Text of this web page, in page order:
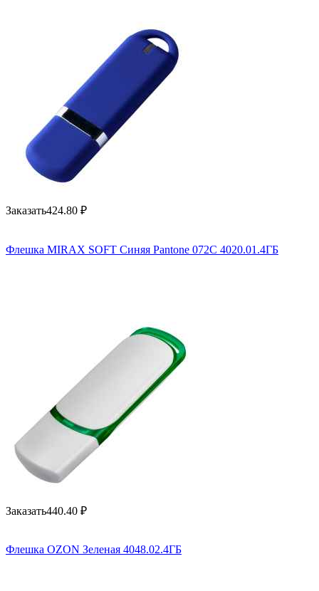
Заказать424.80 ₽
Флешка MIRAX SOFT Синяя Pantone 072C 4020.01.4ГБ
Заказать440.40 ₽
Флешка OZON Зеленая 4048.02.4ГБ